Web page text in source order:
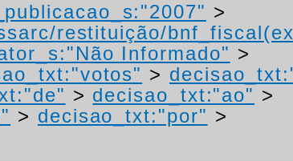
>
restituição/
Informado" >
>
> decisao_txt:"ao" >
> decisao_txt:"por" >